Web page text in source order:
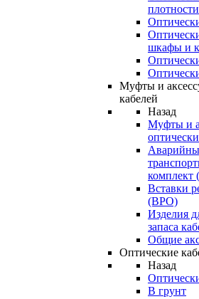
плотности
шкафы и
Муфты и
кабелей
Назад
Муфты и
Вставки
(ВРО)
Изделия
запаса
Общие
Оптические
Назад
В грунт